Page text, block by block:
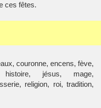
ces fêtes.
couronne, encens, fève,
histoire, jésus, mage,
religion, roi, tradition,